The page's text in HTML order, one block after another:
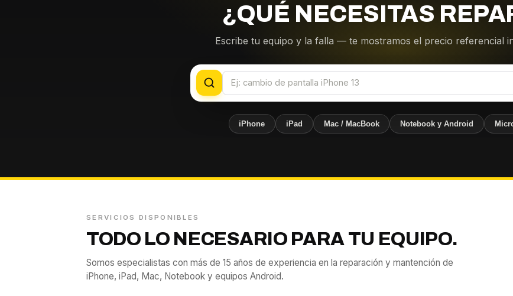
¿QUÉ NECESITAS
Escribe tu equipo y la falla — te mostramos el precio referencial
iPhone iPad Mac / MacBook Notebook y Android
SERVICIOS DISPONIBLES
TODO LO NECESARIO PARA TU EQUIPO.
Somos especialistas con más de 15 años de experiencia en la reparación y mantención de
iPhone, iPad, Mac, Notebook y equipos Android.